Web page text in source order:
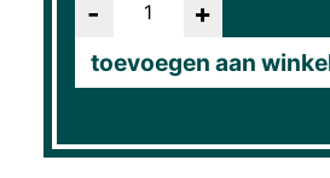
toevoegen aan